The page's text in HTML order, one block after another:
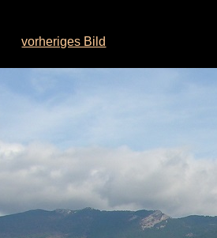
vorheriges Bild